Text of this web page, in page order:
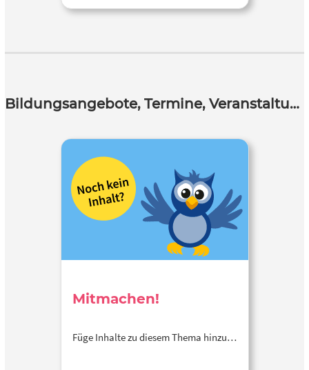
Bildungsangebote, Termine, Veranstaltungen
Mitmachen!
Füge Inhalte zu diesem Thema hinzu…